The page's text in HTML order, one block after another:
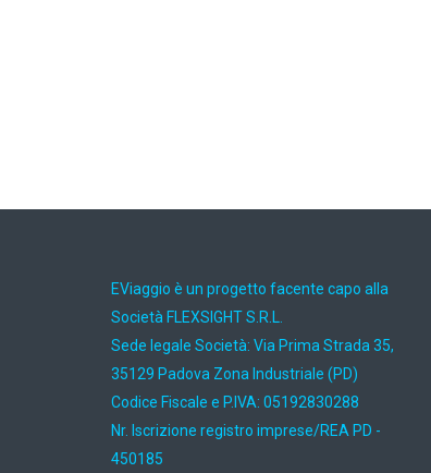
EViaggio è un progetto facente capo alla
Società FLEXSIGHT S.R.L.
Sede legale Società: Via Prima Strada 35,
35129 Padova Zona Industriale (PD)
Codice Fiscale e P.IVA: 05192830288
Nr. Iscrizione registro imprese/REA PD -
450185